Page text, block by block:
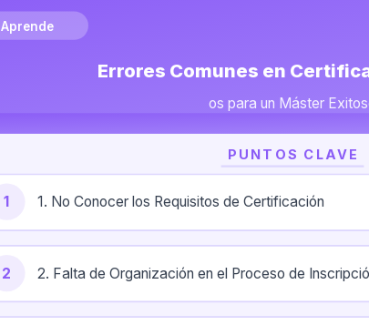
Aprende
Errores Comunes en
os para un Máster
PUNTOS CLAVE
1 1. No Conocer los Requisitos de Certificación
2 2. Falta de Organización en el Proceso de